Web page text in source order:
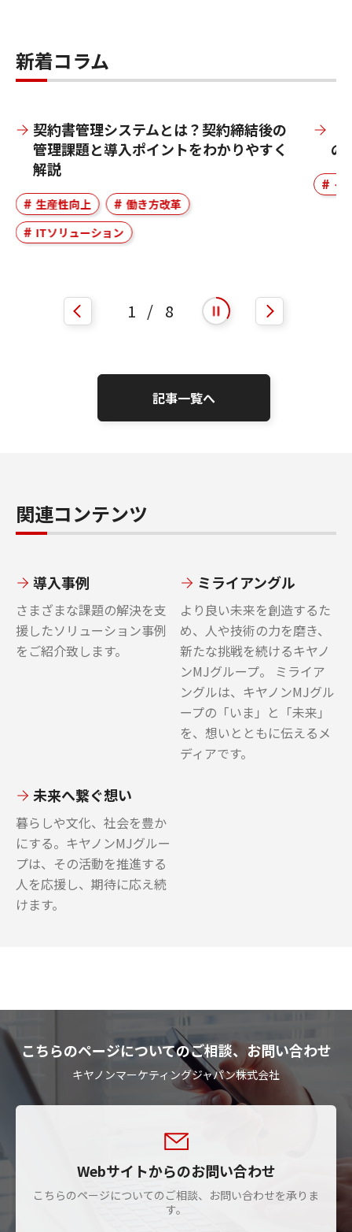
新着コラム
契約書管理システムとは？契約締結後の
管理課題と導入ポイントをわかりやすく
解説
生産性向上
働き方改革
ITソリューション
の
イ
1 / 8 自動再生を開始
自動再生を停止
記事一覧へ
関連コンテンツ
導入事例
さまざまな課題の解決を支
援したソリューション事例
をご紹介致します。
ミライアングル
より良い未来を創造するた
め、人や技術の力を磨き、
新たな挑戦を続けるキヤノ
ンMJグループ。 ミライア
ングルは、キヤノンMJグル
ープの「いま」と「未来」
を、想いとともに伝えるメ
ディアです。
未来へ繋ぐ想い
暮らしや文化、社会を豊か
にする。キヤノンMJグルー
プは、その活動を推進する
人を応援し、期待に応え続
けます。
こちらのページについてのご相談、お問い合わせ
キヤノンマーケティングジャパン株式会社
Webサイトからのお問い合わせ
こちらのページについてのご相談、お問い合わせを承りま
す。